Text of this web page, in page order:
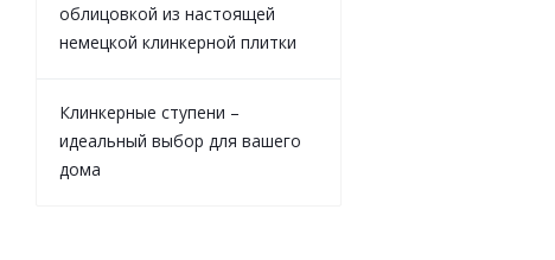
облицовкой из настоящей
немецкой клинкерной плитки
Клинкерные ступени –
идеальный выбор для вашего
дома